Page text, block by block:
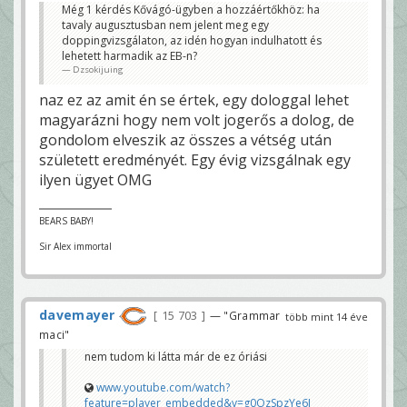
Még 1 kérdés Kővágó-ügyben a hozzáértőkhöz: ha
tavaly augusztusban nem jelent meg egy
doppingvizsgálaton, az idén hogyan indulhatott és
lehetett harmadik az EB-n?
Dzsokijuing
naz ez az amit én se értek, egy dologgal lehet
magyarázni hogy nem volt jogerős a dolog, de
gondolom elveszik az összes a vétség után
született eredményét. Egy évig vizsgálnak egy
ilyen ügyet OMG
BEARS BABY!
Sir Alex immortal
több mint 14 éve
davemayer 15 703
— "Grammar
maci"
nem tudom ki látta már de ez óriási
www.youtube.com/watch?
feature=player_embedded&v=g0OzSpzYe6I